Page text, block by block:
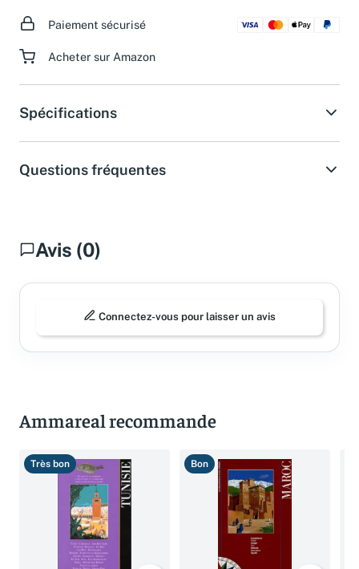
Paiement sécurisé
Acheter sur Amazon
Spécifications
Questions fréquentes
Avis (0)
Connectez-vous pour laisser un avis
Ammareal recommande
Très bon Bon